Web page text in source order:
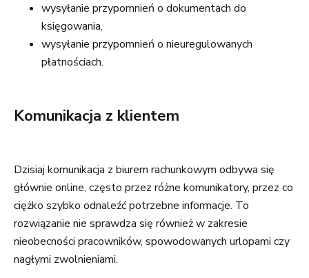
wysyłanie przypomnień o dokumentach do
księgowania,
wysyłanie przypomnień o nieuregulowanych
płatnościach.
Komunikacja z klientem
Dzisiaj komunikacja z biurem rachunkowym odbywa się
głównie online, często przez różne komunikatory, przez co
ciężko szybko odnaleźć potrzebne informacje. To
rozwiązanie nie sprawdza się również w zakresie
nieobecności pracowników, spowodowanych urlopami czy
nagłymi zwolnieniami.